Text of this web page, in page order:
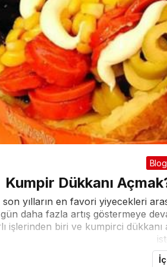
Blog
Kumpir Dükkanı
yılların en favori yiyecekleri
daha fazla artış göstermeye
işlerinden biri ve kumpirci